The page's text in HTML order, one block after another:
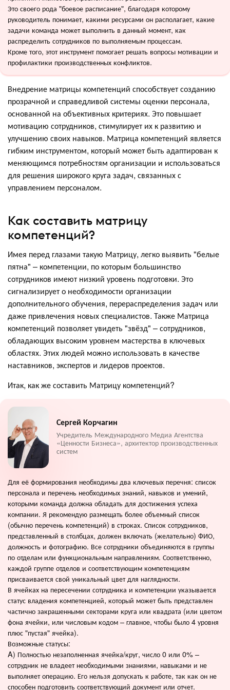
Это своего рода "боевое расписание", благодаря которому
руководитель понимает, какими ресурсами он располагает, какие
задачи команда может выполнить в данный момент, как
распределить сотрудников по выполняемым процессам.
Кроме того, этот инструмент помогает решать вопросы мотивации и
профилактики производственных конфликтов.
Внедрение матрицы компетенций способствует созданию
прозрачной и справедливой системы оценки персонала,
основанной на объективных критериях. Это повышает
мотивацию сотрудников, стимулирует их к развитию и
улучшению своих навыков. Матрица компетенций является
гибким инструментом, который может быть адаптирован к
меняющимся потребностям организации и использоваться
для решения широкого круга задач, связанных с
управлением персоналом.
Как составить матрицу
компетенций?
Имея перед глазами такую Матрицу, легко выявить "белые
пятна" – компетенции, по которым большинство
сотрудников имеют низкий уровень подготовки. Это
сигнализирует о необходимости организации
дополнительного обучения, перераспределения задач или
даже привлечения новых специалистов. Также Матрица
компетенций позволяет увидеть "звёзд" – сотрудников,
обладающих высоким уровнем мастерства в ключевых
областях. Этих людей можно использовать в качестве
наставников, экспертов и лидеров проектов.
Итак, как же составить Матрицу компетенций?
Сергей Корчагин
Учредитель Международного Медиа Агентства
«Ценности Бизнеса», архитектор производственных
систем
Для её формирования необходимы два ключевых перечня: список
персонала и перечень необходимых знаний, навыков и умений,
которыми команда должна обладать для достижения успеха
компании. Я рекомендую размещать более объемный список
(обычно перечень компетенций) в строках. Список сотрудников,
представленный в столбцах, должен включать (желательно) ФИО,
должность и фотографию. Все сотрудники объединяются в группы
по отделам или функциональным направлениям. Соответственно,
каждой группе отделов и соответствующим компетенциям
присваивается свой уникальный цвет для наглядности.
В ячейках на пересечении сотрудника и компетенции указывается
статус владения компетенцией, который может быть представлен
частично закрашенными секторами круга или квадрата (или цветом
фона ячейки, или числовым кодом – главное, чтобы было 4 уровня
плюс "пустая" ячейка).
Возможные статусы:
A) Полностью незаполненная ячейка/круг, число 0 или 0% –
сотрудник не владеет необходимыми знаниями, навыками и не
выполняет операцию. Его нельзя допускать к работе, так как он не
способен подготовить соответствующий документ или отчет.